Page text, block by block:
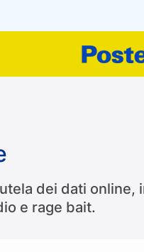
dei dati
e rage bait.